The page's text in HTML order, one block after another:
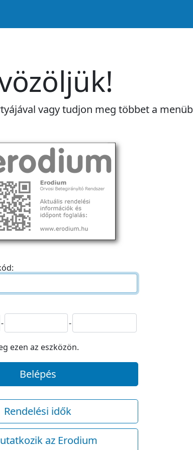
vagy tudjon meg többet a
-
-
ezen az eszközön.
Belépés
Rendelési idők
az Erodium